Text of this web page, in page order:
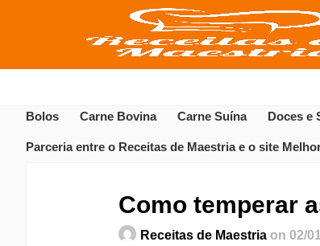
Bolos Carne Bovina Carne Suína Doces e
Parceria entre o Receitas de Maestria e o site
Como temperar
Receitas de Maestria on 02/